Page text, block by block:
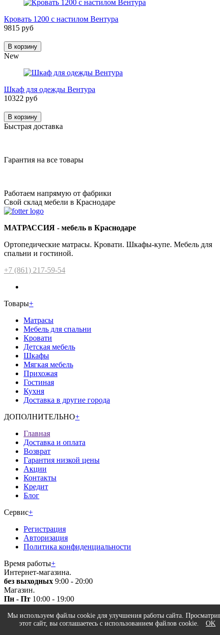
Мы используем файлы cookie для улучшения работы сайта.
этот сайт, вы соглашаетесь с использованием файлов cookie.
OK
Кровать 1200 с настилом Вентура
9815 руб
В корзину
New
Шкаф для одежды Вентура
10322 руб
В корзину
Быстрая доставка
Гарантия на все товары
Работаем напрямую от фабрики
Свой склад мебели в Краснодаре
МАТРАССИЯ - мебель в Краснодаре
Ортопедические матрасы. Кровати. Шкафы-купе. Мебель для
спальни и гостиной.
+7 (861) 217-59-54
Товары+
Матрасы
Мебель для спальни
Кровати
Детская мебель
Шкафы
Мягкая мебель
Прихожая
Гостиная
Кухня
Доставка в другие города
ДОПОЛНИТЕЛЬНО+
Главная
Доставка и оплата
Возврат
Гарантия низкой цены
Акции
Контакты
Кредит
Блог
Сервис+
Регистрация
Авторизация
Политика конфиденциальности
Время работы+
Интернет-магазина.
без выходных 9:00 - 20:00
Магазин.
Пн - Пт 10:00 - 19:00